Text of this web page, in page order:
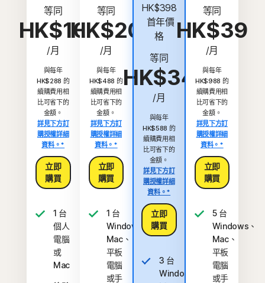
等同
HK$10
/月
與每年
HK$288 的
續購費用相
比可省下的
金額。
詳見下方訂
購授權詳細
資料。*
立即
購買
1 台
個人
電腦
或
Mac
等同
HK$20
/月
與每年
HK$488 的
續購費用相
比可省下的
金額。
詳見下方訂
購授權詳細
資料。*
立即
購買
1 台
Windows、
Mac、
平板
電腦
或手
HK$398
格
等同
HK$34
/月
與每年
HK$588 的
續購費用相
比可省下的
金額。
詳見下方訂
購授權詳細
資料。*
立即
購買
3 台
Windows、
等同
HK$39
/月
與每年
HK$988 的
續購費用相
比可省下的
金額。
詳見下方訂
購授權詳細
資料。*
立即
購買
5 台
Windows、
Mac、
平板
電腦
或手